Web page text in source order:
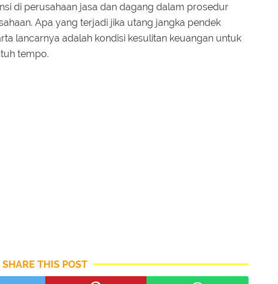
di perusahaan jasa dan dagang dalam prosedur
Apa yang terjadi jika utang jangka pendek
lancarnya adalah kondisi kesulitan keuangan untuk
tempo.
SHARE THIS POST